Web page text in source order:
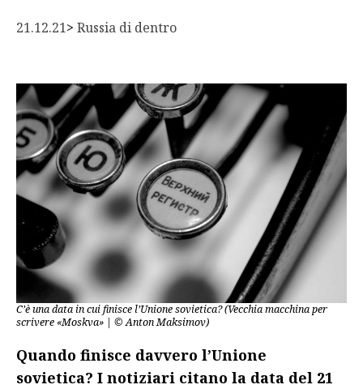
21.12.21> Russia di dentro
C’è una data in cui finisce l’Unione sovietica? (Vecchia macchina per
scrivere «Moskva» | © Anton Maksimov)
Quando finisce davvero l’Unione
sovietica? I notiziari citano la data del 21